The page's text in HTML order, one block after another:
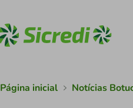
Página inicial Notícias